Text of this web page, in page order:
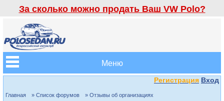
За сколько можно продать Ваш VW Polo?
Меню
Регистрация Вход
Главная » Список форумов
» Отзывы об организациях